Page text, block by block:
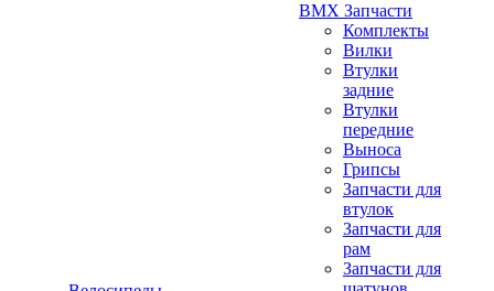
BMX Запчасти
Комплекты
Вилки
Втулки
задние
Втулки
передние
Выноса
Грипсы
Запчасти для
втулок
Запчасти для
рам
Запчасти для